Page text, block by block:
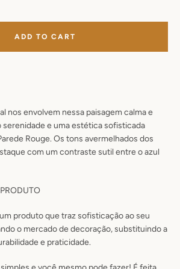
nos envolvem nessa paisagem calma e
e uma estética sofisticada
Rouge. Os tons avermelhados dos
com um contraste sutil entre o azul
produto que traz sofisticação ao seu
o mercado de decoração, substituindo a
e praticidade.
ADD TO CART